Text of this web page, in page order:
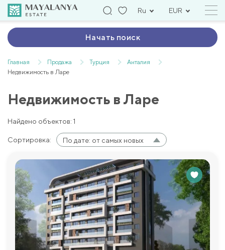
Ru EUR
Начать поиск
Главная Продажа Турция
Анталия
Недвижимость в Ларе
Недвижимость в Ларе
Найдено объектов: 1
Сортировка: По дате: от самых новых